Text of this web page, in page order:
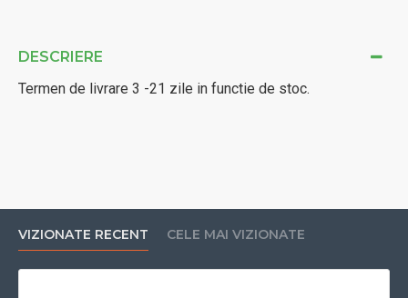
DESCRIERE
Termen de livrare 3 -21 zile in functie de stoc.
VIZIONATE RECENT CELE MAI VIZIONATE